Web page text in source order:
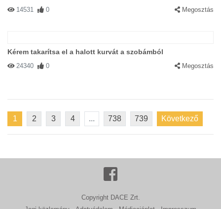
14531 0 Megosztás
Kérem takarítsa el a halott kurvát a szobámból
24340 0 Megosztás
1 2 3 4 ... 738 739 Következő
Copyright DACE Zrt.